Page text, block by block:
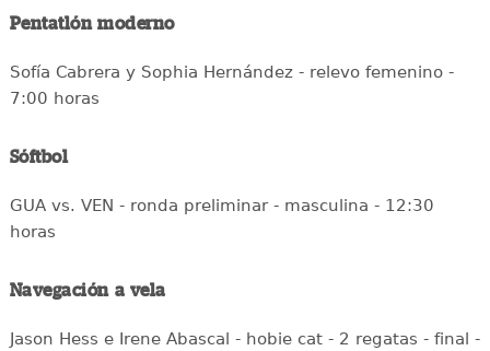
Pentatlón moderno
Sofía Cabrera y Sophia Hernández - relevo femenino -
7:00 horas
Sóftbol
GUA vs. VEN - ronda preliminar - masculina - 12:30
horas
Navegación a vela
Jason Hess e Irene Abascal - hobie cat - 2 regatas - final -